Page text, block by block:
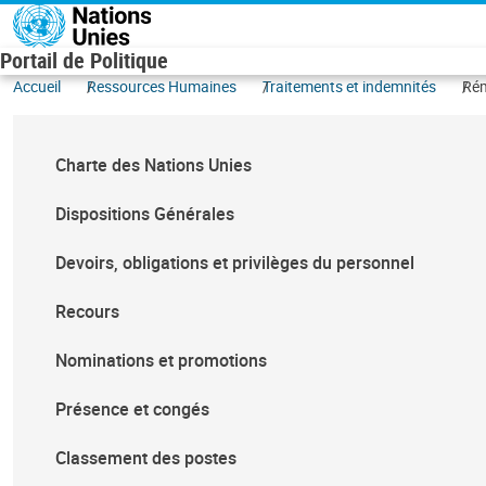
Aller au contenu principal
Portail de Politique
Accueil Ressources Humaines Traitements et indemnités
Charte des Nations Unies
Dispositions Générales
Devoirs, obligations et privilèges du personnel
Recours
Nominations et promotions
Présence et congés
Classement des postes